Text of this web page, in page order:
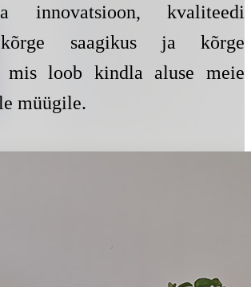
innovatsioon, kvaliteedi
saagikus ja kõrge
mis loob kindla aluse meie
müügile.